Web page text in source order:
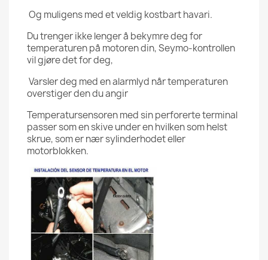
Og muligens med et veldig kostbart havari.
Du trenger ikke lenger å bekymre deg for
temperaturen på motoren din, Seymo-kontrollen
vil gjøre det for deg,
Varsler deg med en alarmlyd når temperaturen
overstiger den du angir
Temperatursensoren med sin perforerte terminal
passer som en skive under en hvilken som helst
skrue, som er nær sylinderhodet eller
motorblokken.